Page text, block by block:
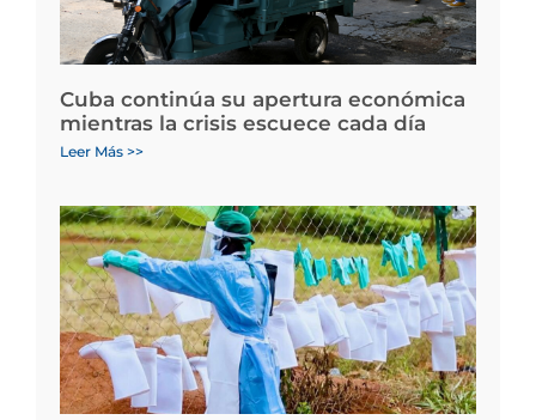
Cuba continúa su apertura económica
mientras la crisis escuece cada día
Leer Más >>